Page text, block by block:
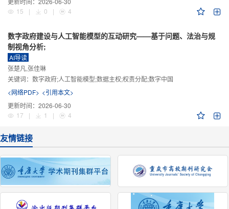
15
| 0 | 4
数字政府建设与人工智能模型的互动研究——基于问题、法治与规
制视角分析;
AI导读
张楚凡,张佳琳
关键词： 数字政府;人工智能模型;数据主权;权责分配;数字中国
<网络PDF> <引用本文>
更新时间： 2026-06-30
17
| 1 | 4
友情链接